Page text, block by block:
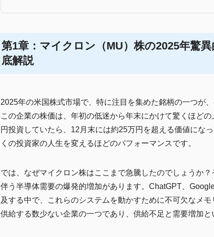
第1章：マイクロン（MU）株の2025年驚
底解説
2025年の米国株式市場で、特に注目を集めた銘柄の一つが
この企業の株価は、年初の低迷から年末にかけて驚くほど
円投資していたら、12月末には約25万円を超える価値にな
くの投資家の人生を変えるほどのパフォーマンスです。
では、なぜマイクロン株はここまで急騰したのでしょうか
伴う半導体需要の爆発的増加があります。ChatGPT、
及する中で、これらのシステムを動かすために不可欠なメ
供給する数少ない企業の一つであり、供給不足と需要増加と